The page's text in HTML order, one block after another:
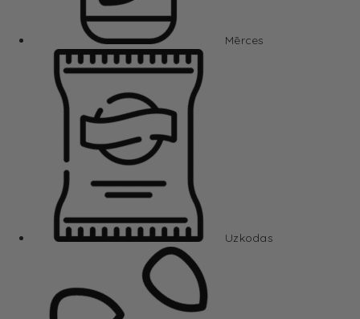
Mērces
Uzkodas